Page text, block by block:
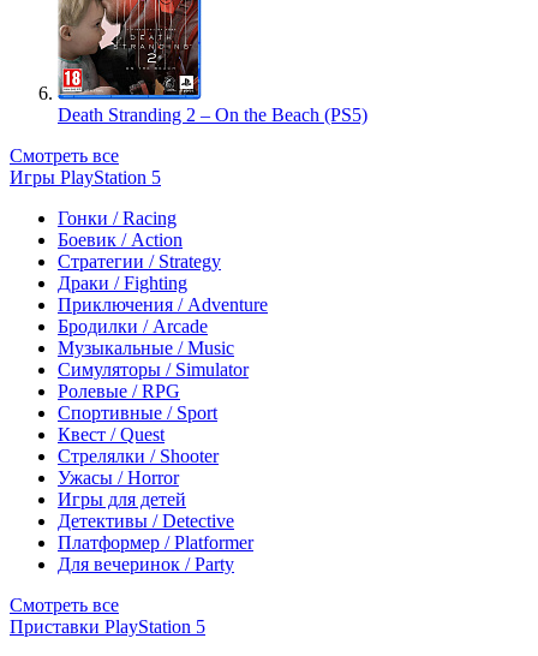
Death Stranding 2 – On the Beach (PS5)
Смотреть все
Игры PlayStation 5
Гонки / Racing
Боевик / Action
Стратегии / Strategy
Драки / Fighting
Приключения / Adventure
Бродилки / Arcade
Музыкальные / Music
Симуляторы / Simulator
Ролевые / RPG
Спортивные / Sport
Квест / Quest
Стрелялки / Shooter
Ужасы / Horror
Игры для детей
Детективы / Detective
Платформер / Platformer
Для вечеринок / Party
Смотреть все
Приставки PlayStation 5